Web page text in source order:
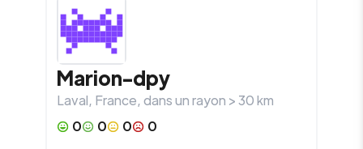
Marion-dpy
Laval, France, dans un rayon >30km
0
0 0
0